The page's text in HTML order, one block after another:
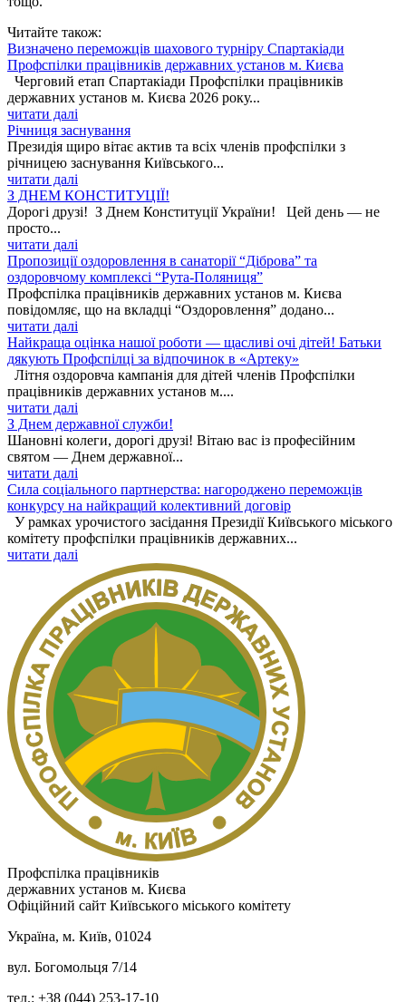
Читайте також:
Визначено переможців шахового турніру Спартакіади
Профспілки працівників державних установ м. Києва
Черговий етап Спартакіади Профспілки працівників
державних установ м. Києва 2026 року...
читати далі
Річниця заснування
Президія щиро вітає актив та всіх членів профспілки з
річницею заснування Київського...
читати далі
З ДНЕМ КОНСТИТУЦІЇ!
Дорогі друзі! З Днем Конституції України! Цей день — не
просто...
читати далі
Пропозиції оздоровлення в санаторії “Діброва” та
оздоровчому комплексі “Рута-Поляниця”
Профспілка працівників державних установ м. Києва
повідомляє, що на вкладці “Оздоровлення” додано...
читати далі
Найкраща оцінка нашої роботи — щасливі очі дітей! Батьки
дякують Профспілці за відпочинок в «Артеку»
Літня оздоровча кампанія для дітей членів Профспілки
працівників державних установ м....
читати далі
З Днем державної служби!
Шановні колеги, дорогі друзі! Вітаю вас із професійним
святом — Днем державної...
читати далі
Сила соціального партнерства: нагороджено переможців
конкурсу на найкращий колективний договір
У рамках урочистого засідання Президії Київського міського
комітету профспілки працівників державних...
читати далі
Профспілка працівників
державних установ м. Києва
Офіційний сайт Київського міського комітету
Україна, м. Київ, 01024
вул. Богомольця 7/14
тел.: +38 (044) 253-17-10